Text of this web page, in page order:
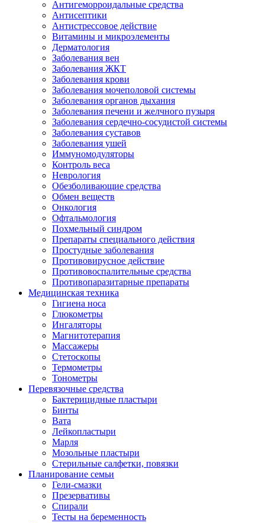
Антигеморроидальные средства
Антисептики
Антистрессовое действие
Витамины и микроэлементы
Дерматология
Заболевания вен
Заболевания ЖКТ
Заболевания крови
Заболевания мочеполовой системы
Заболевания органов дыхания
Заболевания печени и желчного пузыря
Заболевания сердечно-сосудистой системы
Заболевания суставов
Заболевания ушей
Иммуномодуляторы
Контроль веса
Неврология
Обезболивающие средства
Обмен веществ
Онкология
Офтальмология
Похмельный синдром
Препараты специального действия
Простудные заболевания
Противовирусное действие
Противовоспалительные средства
Противопаразитарные препараты
Медицинская техника
Гигиена носа
Глюкометры
Ингаляторы
Магнитотерапия
Массажеры
Стетоскопы
Термометры
Тонометры
Перевязочные средства
Бактерицидные пластыри
Бинты
Вата
Лейкопластыри
Марля
Мозольные пластыри
Стерильные салфетки, повязки
Планирование семьи
Гели-смазки
Презервативы
Спирали
Тесты на беременность